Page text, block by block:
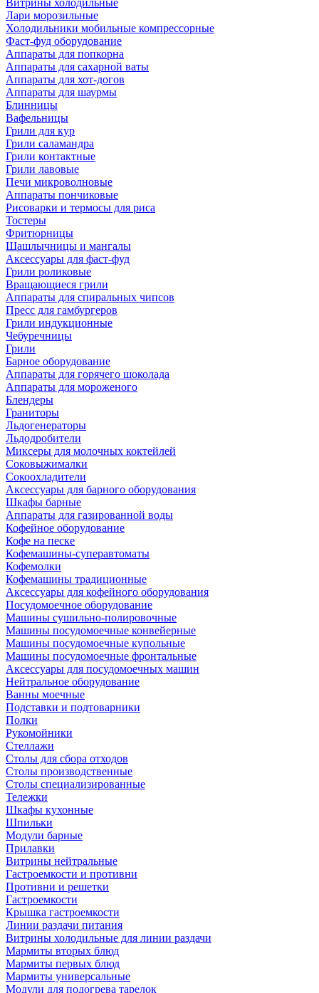
Витрины холодильные
Лари морозильные
Холодильники мобильные компрессорные
Фаст-фуд оборудование
Аппараты для попкорна
Аппараты для сахарной ваты
Аппараты для хот-догов
Аппараты для шаурмы
Блинницы
Вафельницы
Грили для кур
Грили саламандра
Грили контактные
Грили лавовые
Печи микроволновые
Аппараты пончиковые
Рисоварки и термосы для риса
Тостеры
Фритюрницы
Шашлычницы и мангалы
Аксессуары для фаст-фуд
Грили роликовые
Вращающиеся грили
Аппараты для спиральных чипсов
Пресс для гамбургеров
Грили индукционные
Чебуречницы
Грили
Барное оборудование
Аппараты для горячего шоколада
Аппараты для мороженого
Блендеры
Граниторы
Льдогенераторы
Льдодробители
Миксеры для молочных коктейлей
Соковыжималки
Сокоохладители
Аксессуары для барного оборудования
Шкафы барные
Аппараты для газированной воды
Кофейное оборудование
Кофе на песке
Кофемашины-суперавтоматы
Кофемолки
Кофемашины традиционные
Аксессуары для кофейного оборудования
Посудомоечное оборудование
Машины сушильно-полировочные
Машины посудомоечные конвейерные
Машины посудомоечные купольные
Машины посудомоечные фронтальные
Аксессуары для посудомоечных машин
Нейтральное оборудование
Ванны моечные
Подставки и подтоварники
Полки
Рукомойники
Стеллажи
Столы для сбора отходов
Столы производственные
Столы специализированные
Тележки
Шкафы кухонные
Шпильки
Модули барные
Прилавки
Витрины нейтральные
Гастроемкости и противни
Противни и решетки
Гастроемкости
Крышка гастроемкости
Линии раздачи питания
Витрины холодильные для линии раздачи
Мармиты вторых блюд
Мармиты первых блюд
Мармиты универсальные
Модули для подогрева тарелок